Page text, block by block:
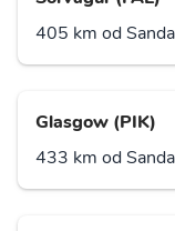
405 km od
Glasgow (PIK)
433 km od